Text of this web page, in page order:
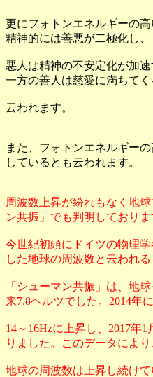
更にフォトンエネルギーの
精神的には善悪が二極化し、
悪人は精神の不安定化が加
一方の善人は慈愛に満ちてく
云われます。
また、フォトンエネルギー
しているとも云われます。
周波数上昇が紛れもなく地
ン共振」でも判明しておりま
今世紀初頭にドイツの物理
した地球の周波数と云われる
「シューマン共振」は、地
来7.8ヘルツでした。2014年に
14～16Hzに上昇し、2017年
りました。このデータにより
地球の周波数は上昇し続けて